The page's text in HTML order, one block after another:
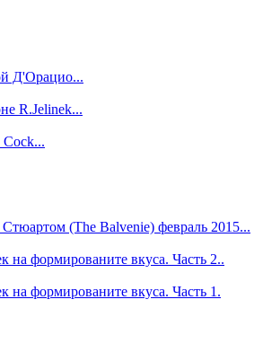
Д'Орацио...
R.Jelinek...
(The Balvenie) февраль 2015...
на формированите вкуса. Часть 2..
на формированите вкуса. Часть 1.